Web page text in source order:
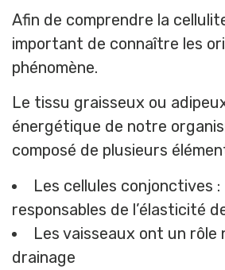
Afin de comprendre la
important de connaître les
phénomène.
Le tissu graisseux ou
énergétique de notre
composé de plusieurs
Les cellules conjonctives
responsables de l’élasticité
Les vaisseaux ont un
drainage